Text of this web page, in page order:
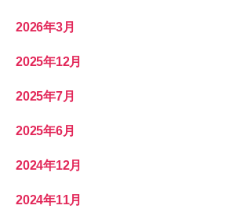
2026年3月
2025年12月
2025年7月
2025年6月
2024年12月
2024年11月